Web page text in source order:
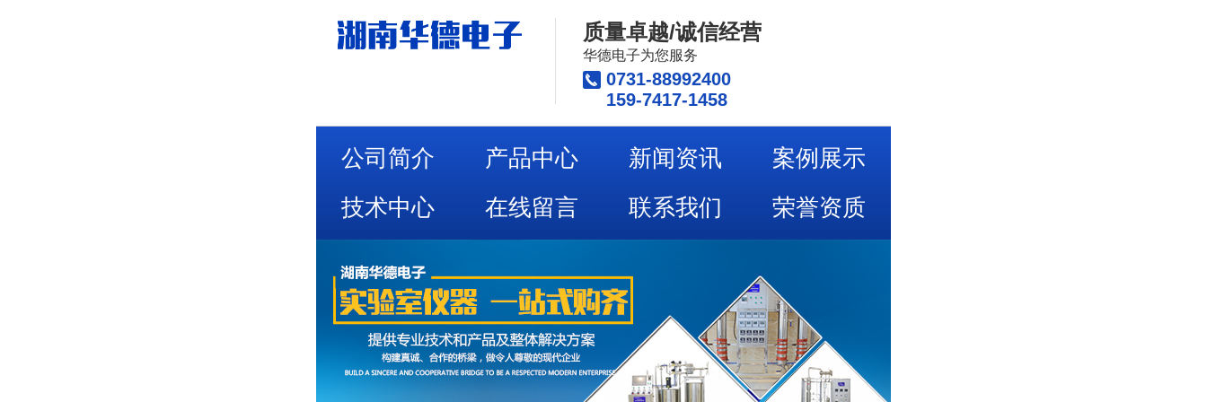
质量卓越/诚信经营
华德电子为您服务
0731-88992400
159-7417-1458
公司简介 产品中心 新闻资讯
案例展示
技术中心
在线留言 联系我们 荣誉资质